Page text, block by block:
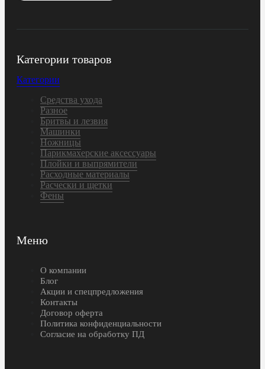
Категории товаров
Категории
Средства ухода
Разное
Бритвы и лезвия
Машинки
Ножницы
Парикмахерские аксессуары
Плойки и выпрямители
Расходные материалы
Расчески и щетки
Фены
Меню
О компании
Блог
Акции и спецпредложения
Контакты
Договор оферта
Политика конфиденциальности
Согласие на обработку ПД